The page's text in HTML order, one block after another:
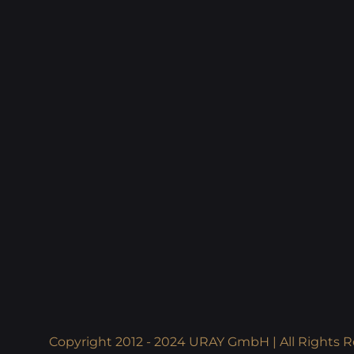
Copyright 2012 - 2024 URAY GmbH | All Rights